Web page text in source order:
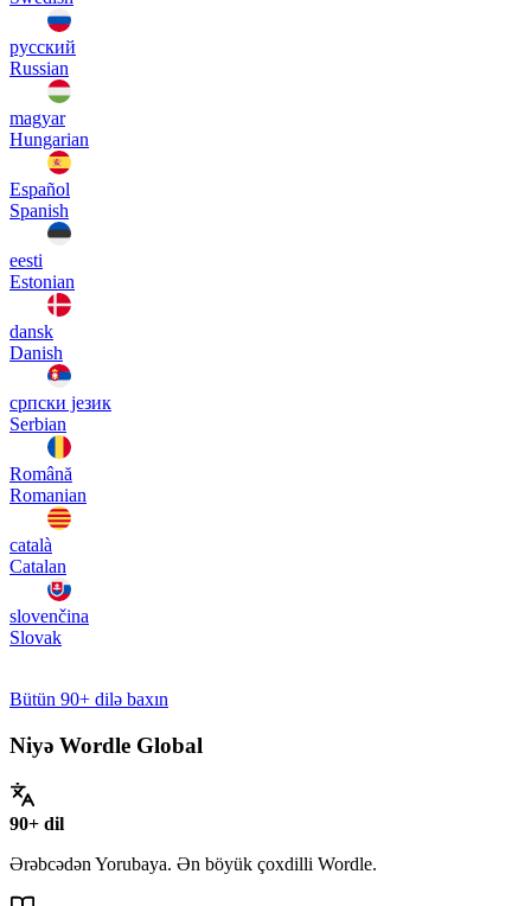
русский
Russian
magyar
Hungarian
Español
Spanish
eesti
Estonian
dansk
Danish
српски језик
Serbian
Română
Romanian
català
Catalan
slovenčina
Slovak
Bütün 90+ dilə baxın
Niyə Wordle Global
90+ dil
Ərəbcədən Yorubaya. Ən böyük çoxdilli Wordle.